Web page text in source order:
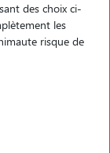
des choix ci-
les
risque de